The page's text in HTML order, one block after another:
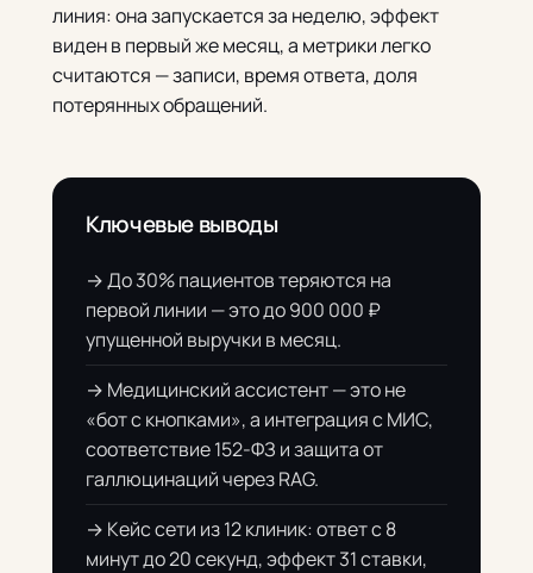
линия: она запускается за неделю, эффект
виден в первый же месяц, а метрики легко
считаются — записи, время ответа, доля
потерянных обращений.
Ключевые выводы
→ До 30% пациентов теряются на
первой линии — это до 900 000 ₽
упущенной выручки в месяц.
→ Медицинский ассистент — это не
«бот с кнопками», а интеграция с МИС,
соответствие 152-ФЗ и защита от
галлюцинаций через RAG.
→ Кейс сети из 12 клиник: ответ с 8
минут до 20 секунд, эффект 31 ставки,